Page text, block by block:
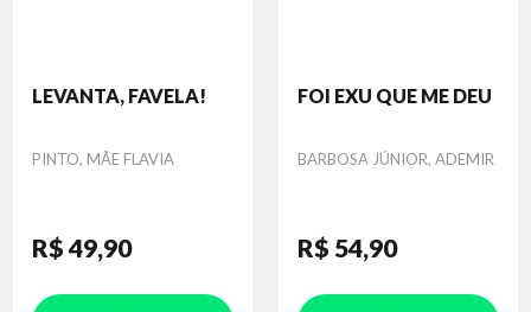
LEVANTA, FAVELA!
Autor
PINTO, MÃE FLAVIA
R$ 49,90
FOI EXU QUE ME DEU
Autor
BARBOSA JÚNIOR, ADEMIR
R$ 54,90